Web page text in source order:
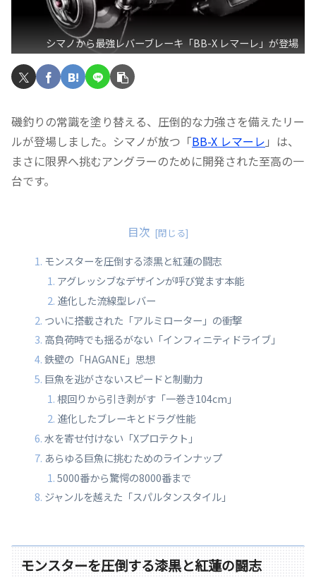
シマノから最強レバーブレーキ「BB-X レマーレ」が登場
磯釣りの常識を塗り替える、圧倒的な力強さを備えたリー
ルが登場しました。シマノが放つ「BB-X レマーレ 」は、
まさに限界へ挑むアングラーのために開発された至高の一
台です。
目次
モンスターを圧倒する漆黒と紅蓮の闘志
アグレッシブなデザインが呼び覚ます本能
進化した流線型レバー
ついに搭載された「アルミローター」の衝撃
高負荷時でも揺るがない「インフィニティドライブ」
鉄壁の「HAGANE」思想
巨魚を逃がさないスピードと制動力
根回りから引き剥がす「一巻き104cm」
進化したブレーキとドラグ性能
水を寄せ付けない「Xプロテクト」
あらゆる巨魚に挑むためのラインナップ
5000番から驚愕の8000番まで
ジャンルを越えた「スパルタンスタイル」
モンスターを圧倒する漆黒と紅蓮の闘志